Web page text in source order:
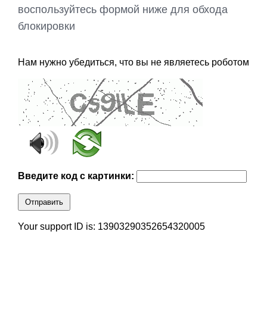
воспользуйтесь формой ниже для обхода
блокировки
Нам нужно убедиться, что вы не являетесь роботом
Введите код с картинки:
Отправить
Your support ID is: 13903290352654320005